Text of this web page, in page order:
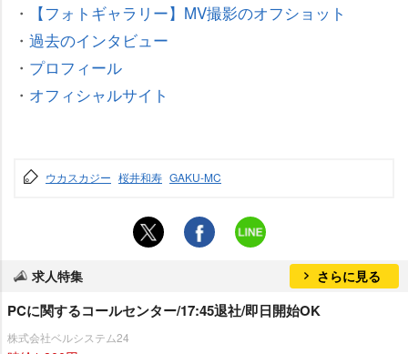
・
【フォトギャラリー】MV撮影のオフショット
・ 過去のインタビュー
・ プロフィール
・ オフィシャルサイト
ウカスカジー 桜井和寿 GAKU-MC
求人特集 さらに見る
PCに関するコールセンター/17:45退社/即日開始OK
株式会社ベルシステム24